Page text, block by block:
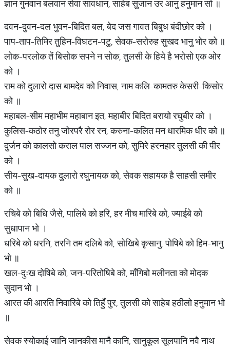
ज्ञान गुनवान बलवान सेवा सावधान, साहेब सुजान उर आनु हनुमान सो ॥
दवन-दुवन-दल भुवन-बिदित बल, बेद जस गावत बिबुध बंदीछोर को ।
पाप-ताप-तिमिर तुहिन-विघटन-पटु, सेवक-सरोरुह सुखद भानु भोर को ॥
लोक-परलोक तें बिसोक सपने न सोक, तुलसी के हिये है भरोसो एक ओर
को ।
राम को दुलारो दास बामदेव को निवास, नाम कलि-कामतरु केसरी-किसोर
को ॥
महाबल-सीम महाभीम महाबान इत, महाबीर बिदित बरायो रघुबीर को ।
कुलिस-कठोर तनु जोरपरै रोर रन, करुना-कलित मन धारमिक धीर को ॥
दुर्जन को कालसो कराल पाल सज्जन को, सुमिरे हरनहार तुलसी की पीर
को ।
सीय-सुख-दायक दुलारो रघुनायक को, सेवक सहायक है साहसी समीर
को ॥
रचिबे को बिधि जैसे, पालिबे को हरि, हर मीच मारिबे को, ज्याईबे को
सुधापान भो ।
धरिबे को धरनि, तरनि तम दलिबे को, सोखिबे कृसानु, पोषिबे को हिम-भानु
भो ॥
खल-दुःख दोषिबे को, जन-परितोषिबे को, माँगिबो मलीनता को मोदक
सुदान भो ।
आरत की आरति निवारिबे को तिहुँ पुर, तुलसी को साहेब हठीलो हनुमान भो
॥
सेवक स्योकाई जानि जानकीस मानै कानि, सानुकूल सूलपानि नवै नाथ